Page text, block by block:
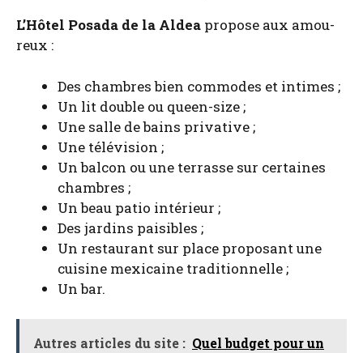
L’Hô­tel Posa­da de la Aldea pro­pose aux amou­
reux :
Des chambres bien com­modes et intimes ;
Un lit double ou queen-size ;
Une salle de bains pri­va­tive ;
Une télé­vi­sion ;
Un bal­con ou une ter­rasse sur cer­taines
chambres ;
Un beau patio inté­rieur ;
Des jar­dins pai­sibles ;
Un res­tau­rant sur place pro­po­sant une
cui­sine mexi­caine tra­di­tion­nelle ;
Un bar.
Autres articles du site : Quel budget pour un